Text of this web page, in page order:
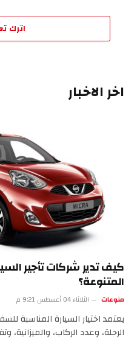
اترك
اخر الاخبار
كيف تدير شركات تأجير
المتنوعة؟
منوعات الثلاثاء 04 أغسطس 9:21 م
يعتمد اختيار السيارة المناسبة
الرحلة، وعدد الركاب، والميزانية،